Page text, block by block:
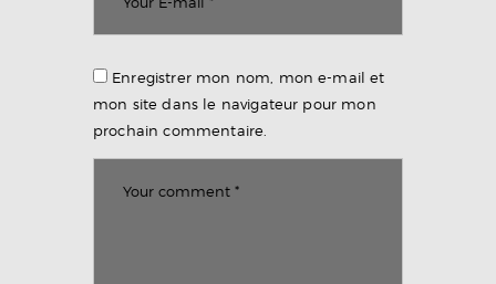
Enregistrer mon nom, mon e-mail et
mon site dans le navigateur pour mon
prochain commentaire.